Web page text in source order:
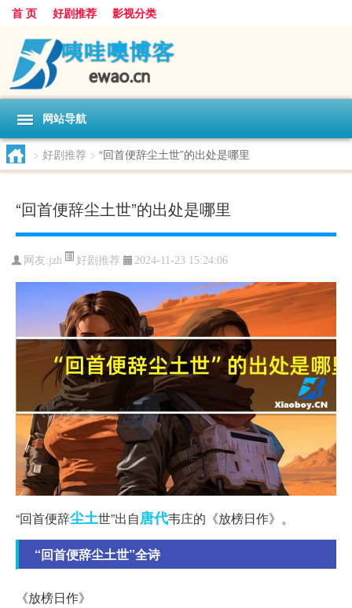
首 页 好剧推荐 影视分类
网站导航
> 好剧推荐 > “回首便辞尘土世”的出处是哪里
“回首便辞尘土世”的出处是哪里
网友:jzh 好剧推荐 2024-11-23 15:24:06
“回首便辞尘土世”出自唐代韦庄的《放榜日作》。
“回首便辞尘土世”全诗
《放榜日作》